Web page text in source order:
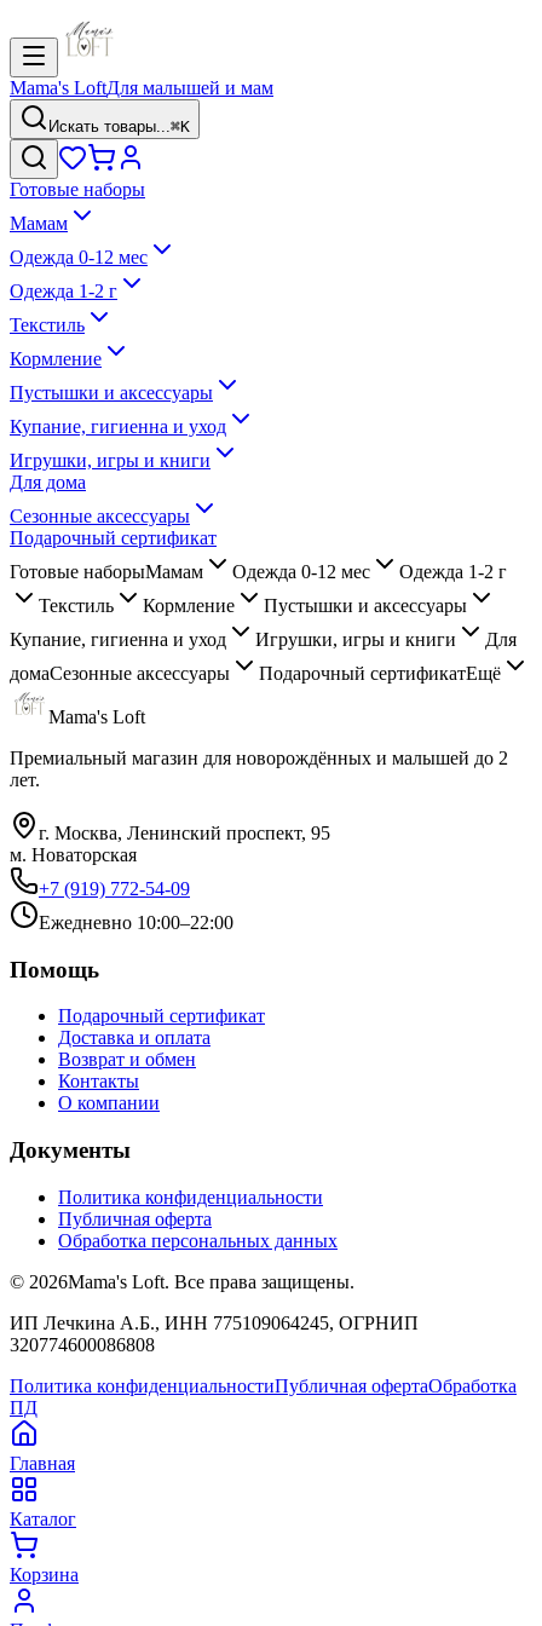
Mama's LoftДля малышей и мам
Искать товары...⌘K
Готовые наборы
Мамам
Одежда 0-12 мес
Одежда 1-2 г
Текстиль
Кормление
Пустышки и аксессуары
Купание, гигиенна и уход
Игрушки, игры и книги
Для дома
Сезонные аксессуары
Подарочный сертификат
Готовые наборыМамам Одежда 0-12 мес
Одежда 1-2 г
Текстиль
Кормление
Пустышки и аксессуары
Купание, гигиенна и уход
Игрушки, игры и книги
Для
домаСезонные аксессуары Подарочный сертификатЕщё
Mama's Loft
Премиальный магазин для новорождённых и малышей до 2
лет.
г. Москва, Ленинский проспект, 95
м. Новаторская
+7 (919) 772-54-09
Ежедневно 10:00–22:00
Помощь
Подарочный сертификат
Доставка и оплата
Возврат и обмен
Контакты
О компании
Документы
Политика конфиденциальности
Публичная оферта
Обработка персональных данных
© 2026Mama's Loft. Все права защищены.
ИП Лечкина А.Б., ИНН 775109064245, ОГРНИП
320774600086808
Политика конфиденциальностиПубличная офертаОбработка
ПД
Главная
Каталог
Корзина